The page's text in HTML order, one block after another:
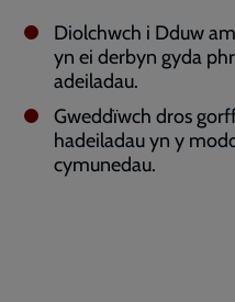
Diolchwch i Dduw
yn ei derbyn gyda
adeiladau.
Gweddïwch dros
hadeiladau yn y
cymunedau.